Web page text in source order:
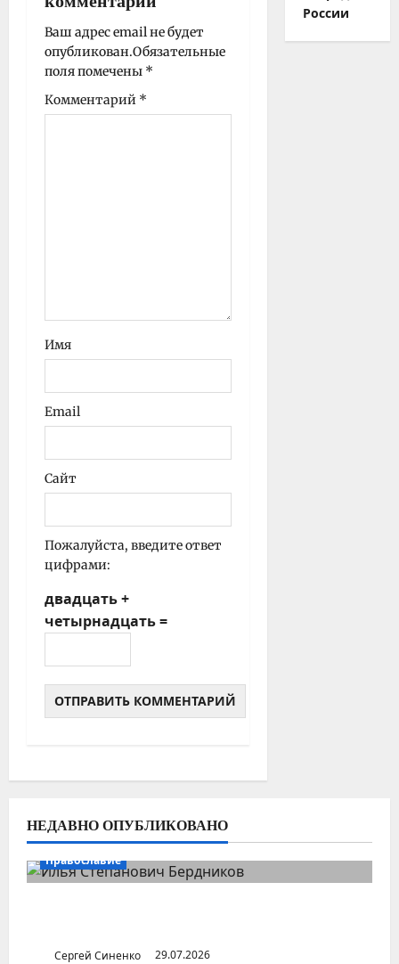
а
п
и
с
и
Ваш адрес email не будет
опубликован.Обязательные
поля помечены *
Комментарий *
Имя
Email
Сайт
Пожалуйста, введите ответ
цифрами:
двадцать +
четырнадцать =
России
НЕДАВНО ОПУБЛИКОВАНО
Православие
Сергей Синенко
29.07.2026